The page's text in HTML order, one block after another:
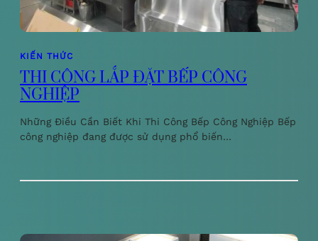
KIẾN THỨC
THI CÔNG LẮP ĐẶT BẾP CÔNG
NGHIỆP
Những Điều Cần Biết Khi Thi Công Bếp Công Nghiệp Bếp
công nghiệp đang được sử dụng phổ biến…